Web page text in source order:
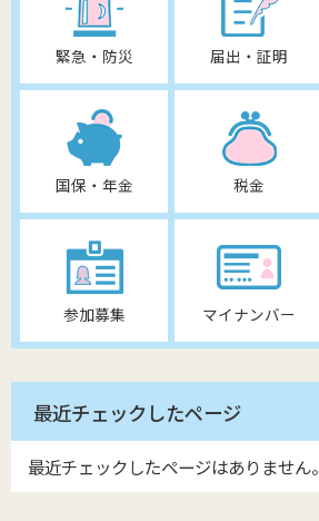
緊急・防災 届出・証明
国保・年金 税金
参加募集 マイナンバー
最近チェックしたページ
最近チェックしたページはありません。